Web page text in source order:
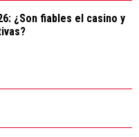
¿Son fiables el casino y